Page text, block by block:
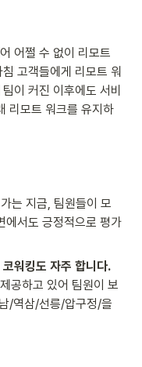
어쩔 수 없이 리모트
고객들에게 리모트 워
이 커진 이후에도 서비
리모트 워크를 유지하
는 지금, 팀원들이 모
에서도 긍정적으로 평가
오프라인 코워킹도 자주 합니다.
공하고 있어 팀원이 보
/역삼/선릉/압구정/을